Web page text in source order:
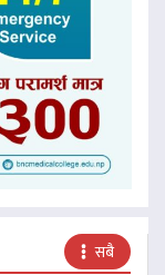
सबै